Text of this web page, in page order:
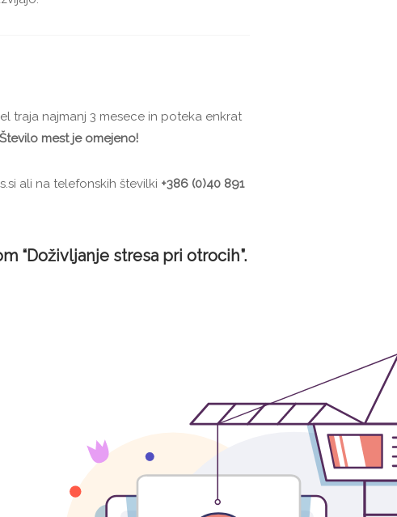
traja najmanj 3 mesece in poteka enkrat
mest je omejeno!
ali na telefonskih številki +386 (0)40 891
“Doživljanje stresa pri otrocih”.